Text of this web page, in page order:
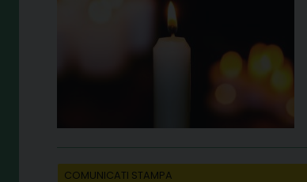
COMUNICATI STAMPA